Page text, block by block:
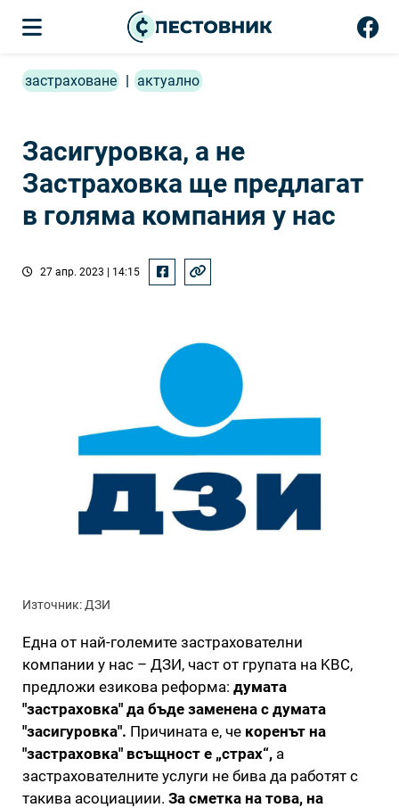
застраховане | актуално
Засигуровка, а не
Застраховка ще предлагат
в голяма компания у нас
27 апр. 2023 | 14:15
Източник: ДЗИ
Една от най-големите застрахователни
компании у нас – ДЗИ, част от групата на KBC,
предложи езикова реформа: думата
"застраховка" да бъде заменена с думата
"засигуровка". Причината е, че коренът на
"застраховка" всъщност е „страх“, а
застрахователните услуги не бива да работят с
такива асоциациии. За сметка на това, на